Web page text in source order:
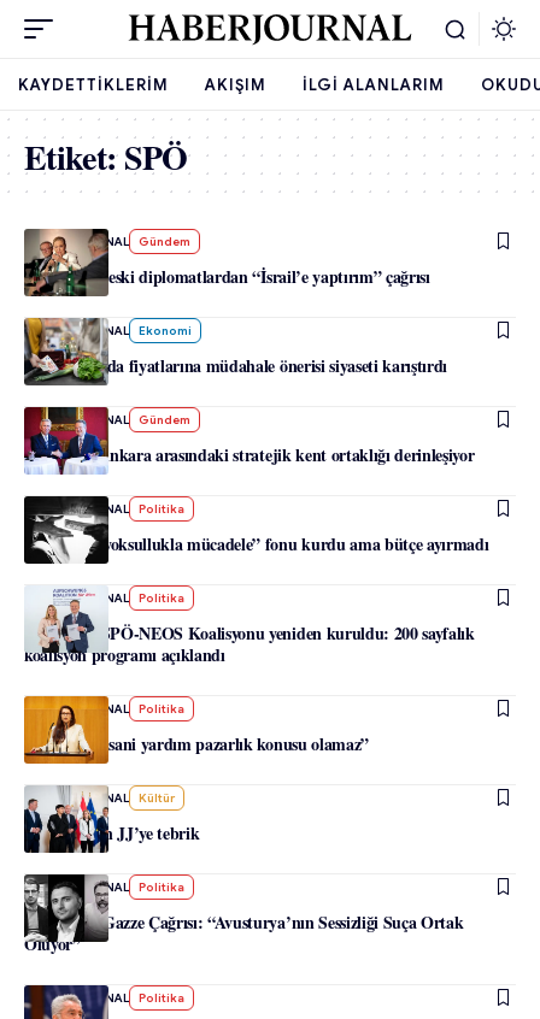
KAYDETTIKLERIM AKIŞIM İLGI ALANLARIM
Etiket:SPÖ
HABERJOURNAL Gündem
Avusturyalı eski diplomatlardan “İsrail’e yaptırım” çağrısı
-HABERJOURNAL Ekonomi
SPÖ’nün gıda fiyatlarına müdahale önerisi siyaseti karıştırdı
HABERJOURNAL Gündem
Viyana ile Ankara arasındaki stratejik kent ortaklığı derinleşiyor
HABERJOURNAL Politika
Hükümet “yoksullukla mücadele” fonu kurdu ama bütçe ayırmadı
HABERJOURNAL Politika
Viyana’da SPÖ-NEOS Koalisyonu yeniden kuruldu: 200 sayfalık
koalisyon programı açıklandı
-HABERJOURNAL Politika
Duzdar: “İnsani yardım pazarlık konusu olamaz”
-HABERJOURNAL Kültür
Hükümetten JJ’ye tebrik
-HABERJOURNAL Politika
Hükümete Gazze Çağrısı: “Avusturya’nın Sessizliği Suça Ortak
Oluyor”
HABERJOURNAL Politika